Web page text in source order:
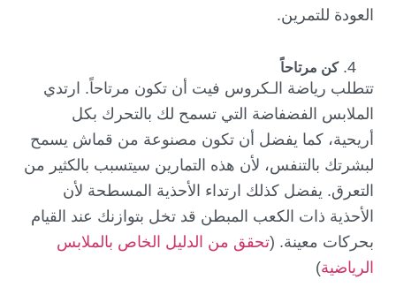
العودة للتمرين.
كن مرتاحاً
تتطلب رياضة الـكروس فيت أن تكون مرتاحاً. ارتدي
الملابس الفضفاضة التي تسمح لك بالتحرك بكل
أريحية، كما يفضل أن تكون مصنوعة من قماش يسمح
لبشرتك بالتنفس، لأن هذه التمارين سيتسبب بالكثير من
التعرق. يفضل كذلك ارتداء الأحذية المسطحة لأن
الأحذية ذات الكعب المبطن قد تخل بتوازنك عند القيام
بحركات معينة. (تحقق من الدليل الخاص بالملابس
الرياضية)